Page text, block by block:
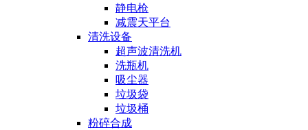
静电枪
减震天平台
清洗设备
超声波清洗机
洗瓶机
吸尘器
垃圾袋
垃圾桶
粉碎合成